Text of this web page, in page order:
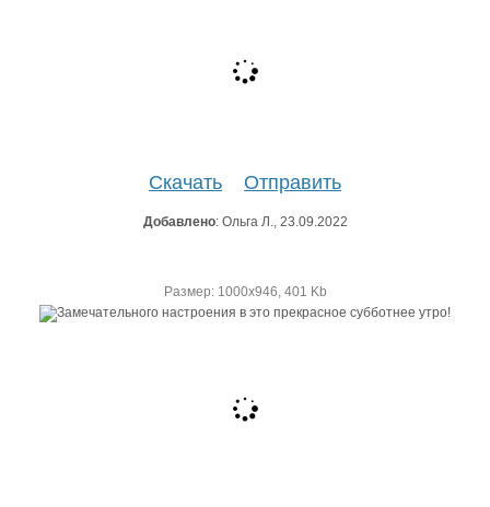
Скачать Отправить
Добавлено: Ольга Л., 23.09.2022
Размер: 1000х946, 401 Kb